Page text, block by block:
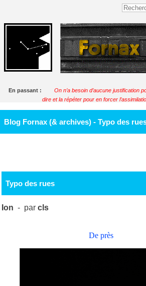
En passant :
On n’a besoin d’aucune justification
dire et la répéter pour en forcer
Blog Fornax (& archives) - Typo des
Typo des rues
Ion - parcls
De près